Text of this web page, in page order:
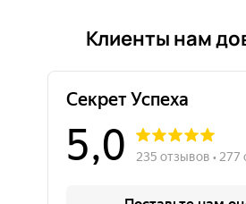
Клиенты нам